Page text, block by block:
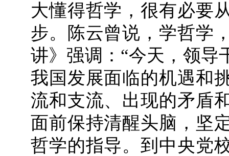
大懂得哲学，很有必要
步。陈云曾说，学哲学
讲》强调：“今天，领导
我国发展面临的机遇和
流和支流、出现的矛盾
面前保持清醒头脑，坚
哲学的指导。到中央党